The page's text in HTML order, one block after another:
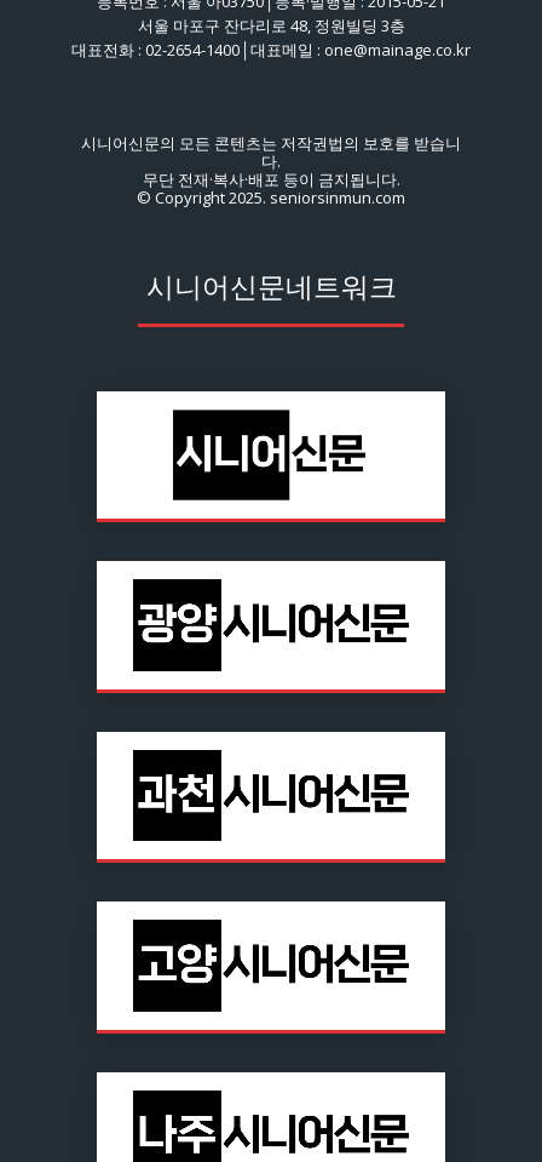
서울 마포구 잔다리로 48, 정원빌딩 3층
대표전화 : 02-2654-1400│대표메일 : one@mainage.co.kr
시니어신문의 모든 콘텐츠는 저작권법의 보호를 받습니
다.
무단 전재·복사·배포 등이 금지됩니다.
© Copyright 2025. seniorsinmun.com
시니어신문네트워크